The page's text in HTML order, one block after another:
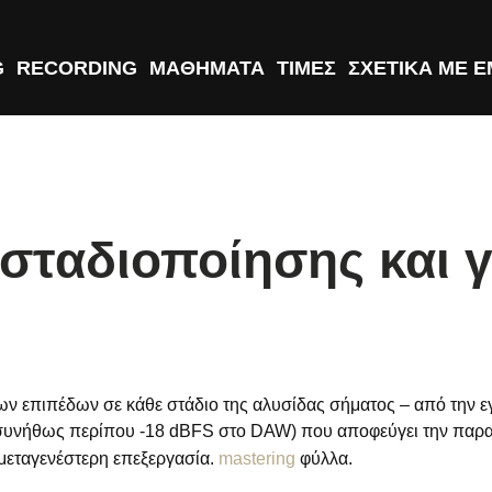
RECORDING ΜΑΘΗΜΑΤΑ ΤΙΜΕΣ ΣΧΕΤΙΚΑ ΜΕ
και
επιπέδων σε κάθε στάδιο της αλυσίδας σήματος – από
περίπου -18 dBFS στο DAW) που αποφεύγει την
επεξεργασία. mastering φύλλα.